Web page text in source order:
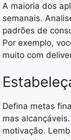
A maioria dos
semanais.
padrões de
Por exemplo,
muito com
Defina metas
mas
motivação.